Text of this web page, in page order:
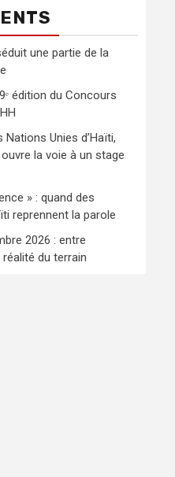
une partie de la
édition du Concours
Unies d’Haïti,
la voie à un stage
» : quand des
reprennent la parole
2026 : entre
du terrain